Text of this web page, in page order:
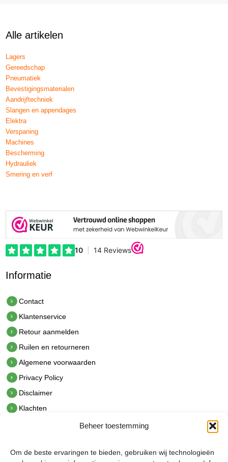
Beheer toestemming
Om de beste ervaringen te bieden, gebruiken wij technologieën
Alle artikelen
Lagers
Gereedschap
Pneumatiek
Bevestigingsmaterialen
Aandrijftechniek
Slangen en appendages
Elektra
Verspaning
Machines
Bescherming
Hydrauliek
Smering en verf
Informatie
Contact
Klantenservice
Retour aanmelden
Ruilen en retourneren
Algemene voorwaarden
Privacy Policy
Disclaimer
Klachten
hetindustriehuis B.V.